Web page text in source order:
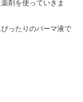
剤を使っていきま
ったりのパーマ液で